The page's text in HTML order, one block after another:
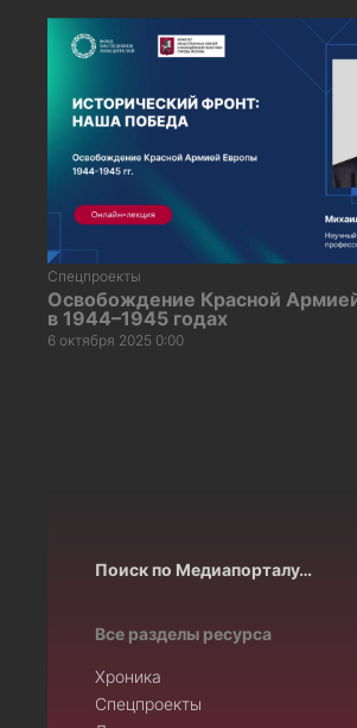
Спецпроекты
Освобождение Красной
в 1944–1945 годах
6 октября 2025 0:00
Поиск по Медиапорталу…
Все разделы ресурса
Хроника
Спецпроекты